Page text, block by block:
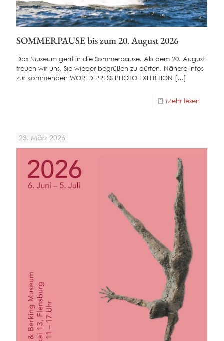
SOMMERPAUSE bis zum 20. August 2026
Das Museum geht in die Sommerpause. Ab dem 20. August
freuen wir uns, Sie wieder begrüßen zu dürfen. Nähere Infos
zur kommenden WORLD PRESS PHOTO EXHIBITION […]
Mehr lesen
23. März 2026